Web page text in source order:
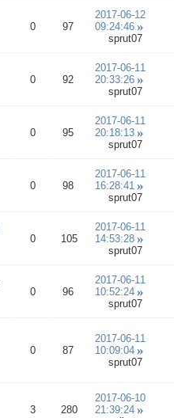
0 97
2017-06-12
09:24:46
sprut07
0 92
2017-06-11
20:33:26
sprut07
0 95
2017-06-11
20:18:13
sprut07
0 98
2017-06-11
16:28:41
sprut07
0 105
2017-06-11
14:53:28
sprut07
0 96
2017-06-11
10:52:24
sprut07
0 87
2017-06-11
10:09:04
sprut07
3 280
2017-06-10
21:39:24